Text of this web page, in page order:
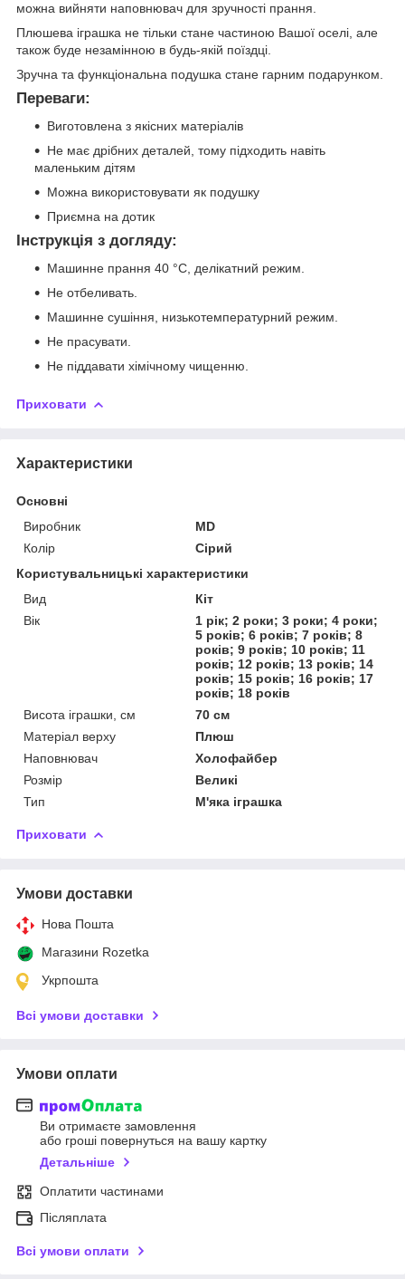
можна вийняти наповнювач для зручності прання.
Плюшева іграшка не тільки стане частиною Вашої оселі, але
також буде незамінною в будь-якій поїздці.
Зручна та функціональна подушка стане гарним подарунком.
Переваги:
Виготовлена з якісних матеріалів
Не має дрібних деталей, тому підходить навіть
маленьким дітям
Можна використовувати як подушку
Приємна на дотик
Інструкція з догляду:
Машинне прання 40 °C, делікатний режим.
Не отбеливать.
Машинне сушіння, низькотемпературний режим.
Не прасувати.
Не піддавати хімічному чищенню.
Приховати
Характеристики
Основні
Виробник
MD
Колір
Сірий
Користувальницькі характеристики
Вид
Кіт
Вік
1 рік; 2 роки; 3 роки; 4 роки;
5 років; 6 років; 7 років; 8
років; 9 років; 10 років; 11
років; 12 років; 13 років; 14
років; 15 років; 16 років; 17
років; 18 років
Висота іграшки, см
70 см
Матеріал верху
Плюш
Наповнювач
Холофайбер
Розмір
Великі
Тип
М'яка іграшка
Приховати
Умови доставки
Нова Пошта
Магазини Rozetka
Укрпошта
Всі умови доставки
Умови оплати
Ви отримаєте замовлення
або гроші повернуться на вашу картку
Детальніше
Оплатити частинами
Післяплата
Всі умови оплати